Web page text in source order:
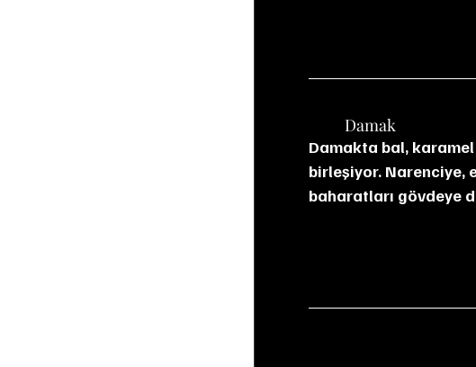
	Damak
Damakta bal, karamel
birleşiyor. Narenciye,
baharatları gövdeye